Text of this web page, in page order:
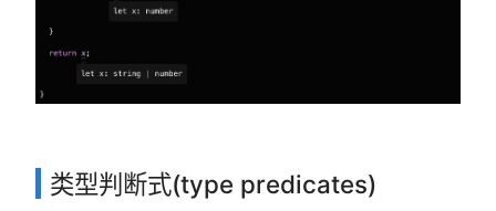
类型判断式(type predicates)